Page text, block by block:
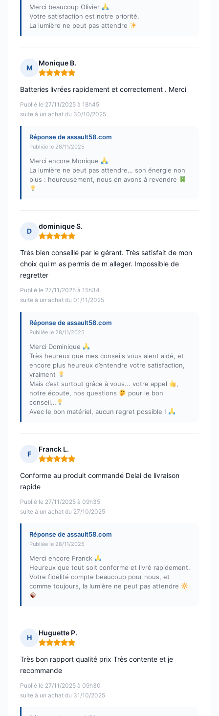
Merci beaucoup Olivier
Votre satisfaction est notre priorité.
La lumière ne peut pas attendre
M
Monique B.
Note : 5 sur 5
Publié le 27/11/2025 à 18h45
suite à un achat du 30/10/2025
Batteries livrées rapidement et correctement . Merci
Réponse de assault58.com
Publiée le 28/11/2025
Merci encore Monique
La lumière ne peut pas attendre… son énergie non
plus : heureusement, nous en avons à revendre
D
dominique S.
Note : 5 sur 5
Publié le 27/11/2025 à 15h34
suite à un achat du 01/11/2025
Très bien conseillé par le gérant. Très satisfait de mon
choix qui m as permis de m alleger. Impossible de
regretter
Réponse de assault58.com
Publiée le 28/11/2025
Merci Dominique
Très heureux que mes conseils vous aient aidé, et
encore plus heureux d’entendre votre satisfaction,
vraiment
Mais c’est surtout grâce à vous... votre appel
,
notre écoute, nos questions
pour le bon
conseil…
Avec le bon matériel, aucun regret possible !
F
Franck L.
Note : 5 sur 5
Publié le 27/11/2025 à 09h35
suite à un achat du 27/10/2025
Conforme au produit commandé Delai de livraison
rapide
Réponse de assault58.com
Publiée le 28/11/2025
Merci encore Franck
Heureux que tout soit conforme et livré rapidement.
Votre fidélité compte beaucoup pour nous, et
comme toujours, la lumière ne peut pas attendre
H
Huguette P.
Note : 5 sur 5
Publié le 27/11/2025 à 09h30
suite à un achat du 31/10/2025
Très bon rapport qualité prix Très contente et je
recommande